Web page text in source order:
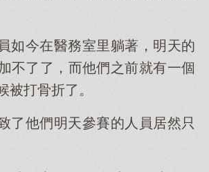
如今在醫務室里躺著，明天的
不了了，而他們之前就有一個
被打骨折了。
了他們明天參賽的人員居然只